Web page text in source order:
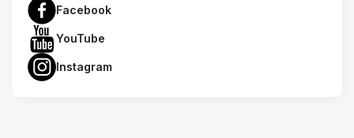
Facebook
YouTube
Instagram